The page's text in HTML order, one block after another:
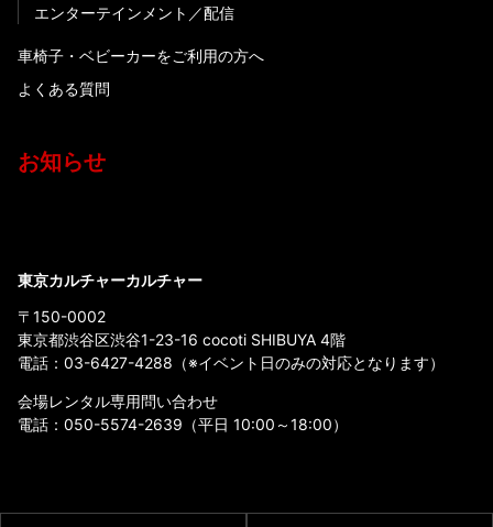
エンターテインメント
配信
車椅子・ベビーカーをご利用の方へ
よくある質問
お知らせ
東京カルチャーカルチャー
〒150-0002
東京都渋谷区渋谷1-23-16 cocoti SHIBUYA 4階
電話： 03-6427-4288 （※イベント日のみの対応となります）
会場レンタル専用問い合わせ
電話： 050-5574-2639 （平日 10:00～18:00）